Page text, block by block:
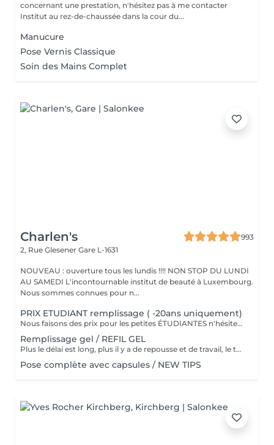
concernant une prestation, n'hésitez pas à me contacter
Institut au rez-de-chaussée dans la cour du...
Manucure
Pose Vernis Classique
Soin des Mains Complet
Charlen's
993
2, Rue Glesener Gare L-1631
NOUVEAU : ouverture tous les lundis !!!! NON STOP DU LUNDI
AU SAMEDI L'incontournable institut de beauté à Luxembourg.
Nous sommes connues pour n...
PRIX ETUDIANT remplissage ( -20ans uniquement)
Nous faisons des prix pour les petites ÉTUDIANTES n'hésitez pas a passer
Remplissage gel / REFIL GEL
Plus le délai est long, plus il y a de repousse et de travail, le tarif s'adapte donc au temps écoulé depuis votre dernier rendez-vous. Merci de choisir le remplissage adapté
Pose complète avec capsules / NEW TIPS